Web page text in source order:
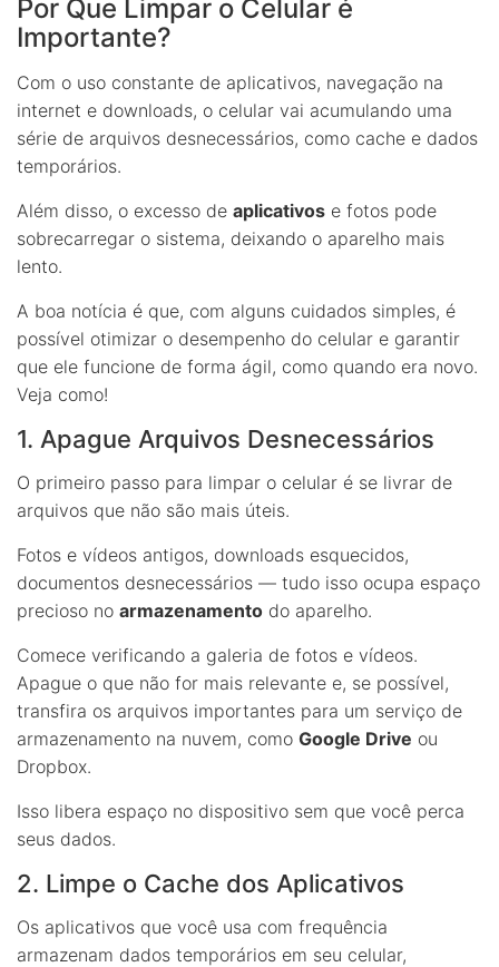
Por Que Limpar o Celular é
Importante?
Com o uso constante de aplicativos, navegação na
internet e downloads, o celular vai acumulando uma
série de arquivos desnecessários, como cache e dados
temporários.
Além disso, o excesso de aplicativos e fotos pode
sobrecarregar o sistema, deixando o aparelho mais
lento.
A boa notícia é que, com alguns cuidados simples, é
possível otimizar o desempenho do celular e garantir
que ele funcione de forma ágil, como quando era novo.
Veja como!
1. Apague Arquivos Desnecessários
O primeiro passo para limpar o celular é se livrar de
arquivos que não são mais úteis.
Fotos e vídeos antigos, downloads esquecidos,
documentos desnecessários — tudo isso ocupa espaço
precioso no armazenamento do aparelho.
Comece verificando a galeria de fotos e vídeos.
Apague o que não for mais relevante e, se possível,
transfira os arquivos importantes para um serviço de
armazenamento na nuvem, como Google Drive ou
Dropbox.
Isso libera espaço no dispositivo sem que você perca
seus dados.
2. Limpe o Cache dos Aplicativos
Os aplicativos que você usa com frequência
armazenam dados temporários em seu celular,